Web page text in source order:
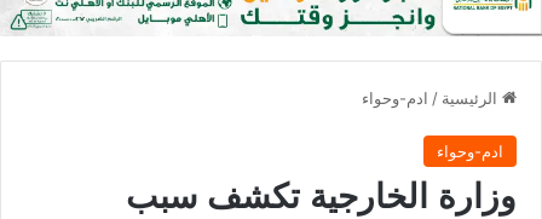
الرئيسية / ادم-وحواء
ادم-وحواء
وزارة الخارجية تكشف سبب